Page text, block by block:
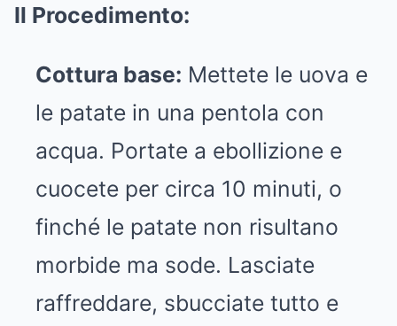
Il Procedimento:
Cottura base: Mettete le uova e
le patate in una pentola con
acqua. Portate a ebollizione e
cuocete per circa 10 minuti, o
finché le patate non risultano
morbide ma sode. Lasciate
raffreddare, sbucciate tutto e